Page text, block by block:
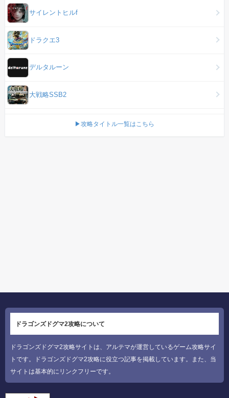
サイレントヒルf
ドラクエ3
デルタルーン
大戦略SSB2
▶攻略タイトル一覧はこちら
ドラゴンズドグマ2攻略について
ドラゴンズドグマ2攻略サイトは、アルテマが運営しているゲーム攻略サイ
トです。ドラゴンズドグマ2攻略に役立つ記事を掲載しています。また、当
サイトは基本的にリンクフリーです。